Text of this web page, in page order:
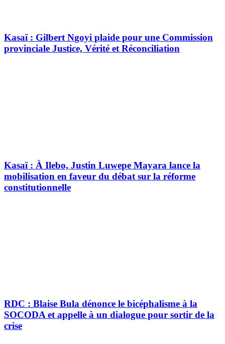
Kasaï : Gilbert Ngoyi plaide pour une Commission
provinciale Justice, Vérité et Réconciliation
Kasaï : À Ilebo, Justin Luwepe Mayara lance la
mobilisation en faveur du débat sur la réforme
constitutionnelle
RDC : Blaise Bula dénonce le bicéphalisme à la
SOCODA et appelle à un dialogue pour sortir de la
crise